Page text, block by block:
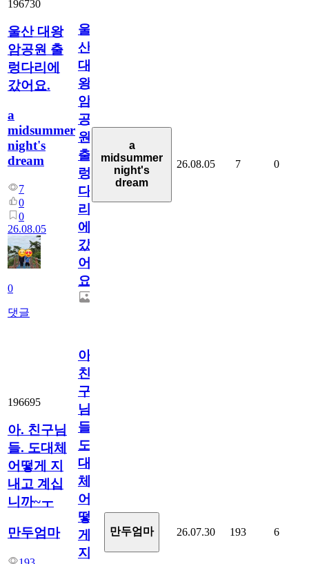
196730
울산 대왕
암공원 출
렁다리에
갔어요.
a
midsummer
night's
dream
7
0
0
26.08.05
0
댓글
울
산
대
왕
암
공
원
출
렁
다
리
에
갔
어
요.
a
midsummer
night's
dream
26.08.05 7 0
196695
아. 친구님
들. 도대체
어떻게 지
내고 계십
니까~ㅜ
만두엄마
아.
친
구
님
들.
도
대
체
어
떻
게
지
만두엄마 26.07.30 193 6